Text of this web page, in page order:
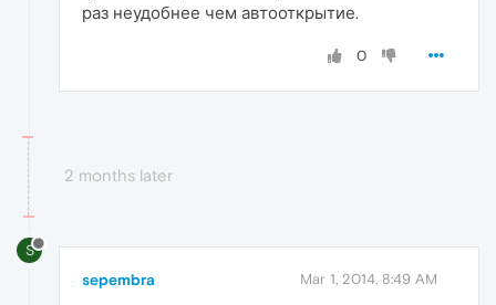
раз неудобнее чем автооткрытие.
0
2 months later
S
sepembra Mar 1, 2014, 8:49 AM